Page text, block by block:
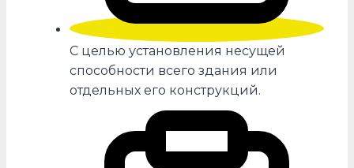
С целью установления несущей
способности всего здания или
отдельных его конструкций.